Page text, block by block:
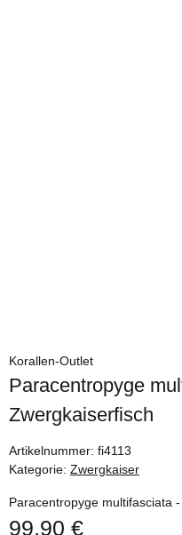
Korallen-Outlet
Paracentropyge
Zwergkaiserfisch
Artikelnummer: fi4113
Kategorie: Zwergkaiser
Paracentropyge multifasciata
99,90 €